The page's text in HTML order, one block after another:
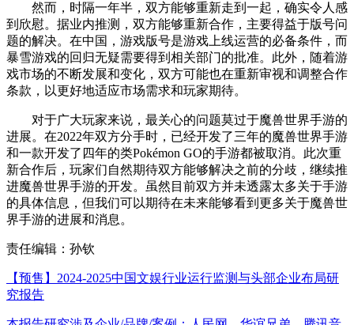
然而，时隔一年半，双方能够重新走到一起，确实令人感
到欣慰。据业内推测，双方能够重新合作，主要得益于版号问
题的解决。在中国，游戏版号是游戏上线运营的必备条件，而
暴雪游戏的回归无疑需要得到相关部门的批准。此外，随着游
戏市场的不断发展和变化，双方可能也在重新审视和调整合作
条款，以更好地适应市场需求和玩家期待。
对于广大玩家来说，最关心的问题莫过于魔兽世界手游的
进展。在2022年双方分手时，已经开发了三年的魔兽世界手游
和一款开发了四年的类Pokémon GO的手游都被取消。此次重
新合作后，玩家们自然期待双方能够解决之前的分歧，继续推
进魔兽世界手游的开发。虽然目前双方并未透露太多关于手游
的具体信息，但我们可以期待在未来能够看到更多关于魔兽世
界手游的进展和消息。
责任编辑：孙钦
【预售】2024-2025中国文娱行业运行监测与头部企业布局研
究报告